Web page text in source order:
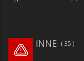
35
INNE